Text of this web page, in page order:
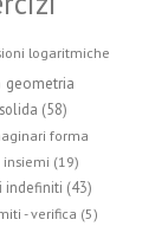
logaritmiche
geometria
(58)
forma
insiemi (19)
indefiniti (43)
- verifica (5)